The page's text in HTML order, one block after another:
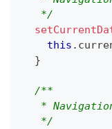
   */
this .
}
/**
*
   */